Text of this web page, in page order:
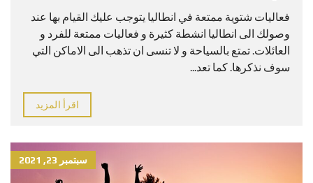
فعاليات شتوية ممتعة في انطاليا يتوجب عليك القيام بها عند
وصولك الى انطاليا انشطة كثيرة و فعاليات ممتعة للفرد و
العائلات. تمتع بالسياحة و لا تنسى ان تذهب الى الاماكن التي
سوف نذكرها. كما تعد...
اقرأ المزيد
سبتمبر 23, 2021